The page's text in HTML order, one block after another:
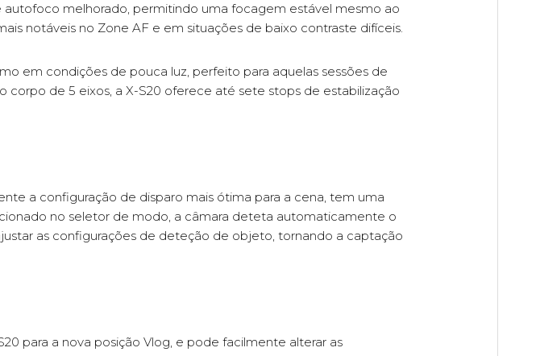
melhorado, permitindo uma focagem estável mesmo ao
notáveis no Zone AF e em situações de baixo contraste difíceis.
em condições de pouca luz, perfeito para aquelas sessões de
de 5 eixos, a X-S20 oferece até sete stops de estabilização
a configuração de disparo mais ótima para a cena, tem uma
no seletor de modo, a câmara deteta automaticamente o
as configurações de deteção de objeto, tornando a captação
para a nova posição Vlog, e pode facilmente alterar as